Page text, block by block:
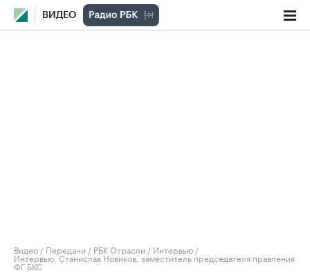
ВИДЕО
Видео / Передачи / РБК Отрасли / Интервью /
Интервью. Станислав Новиков, заместитель председателя правления
ФГ БКС